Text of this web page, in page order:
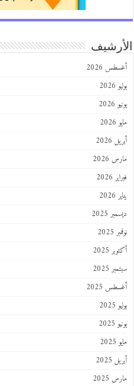
الأرشيف
أغسطس 2026
يوليو 2026
يونيو 2026
مايو 2026
أبريل 2026
مارس 2026
فبراير 2026
يناير 2026
ديسمبر 2025
نوفمبر 2025
أكتوبر 2025
سبتمبر 2025
أغسطس 2025
يوليو 2025
يونيو 2025
مايو 2025
أبريل 2025
مارس 2025